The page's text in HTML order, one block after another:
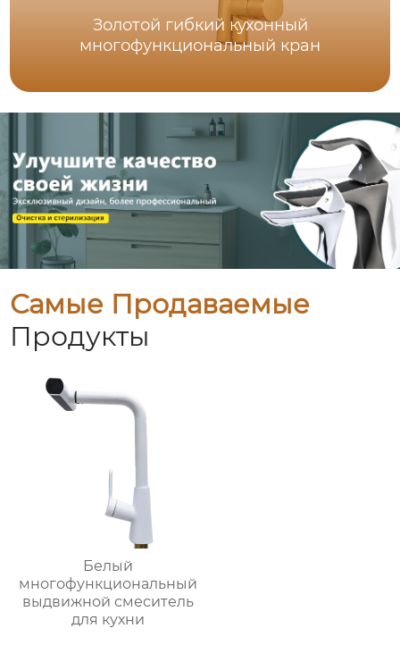
Золотой гибкий кухонный
многофункциональный кран
Самые Продаваемые
Продукты
Белый
многофункциональный
выдвижной смеситель
для кухни